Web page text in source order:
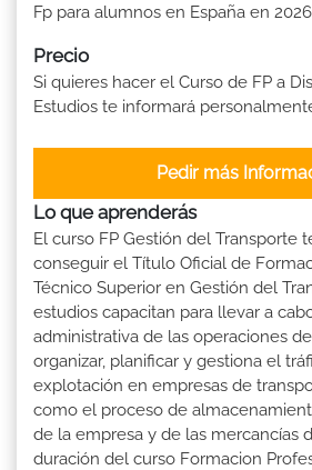
Fp para alumnos en España en 2026
Precio
Si quieres hacer el Curso de FP a
Estudios te informará
Pedir más
Lo que aprenderás
El curso FP Gestión del Transporte
conseguir el Título Oficial de
Técnico Superior en Gestión del
estudios capacitan para llevar a
administrativa de las operaciones
organizar, planificar y gestiona el
explotación en empresas de
como el proceso de
de la empresa y de las mercancías
duración del curso Formacion